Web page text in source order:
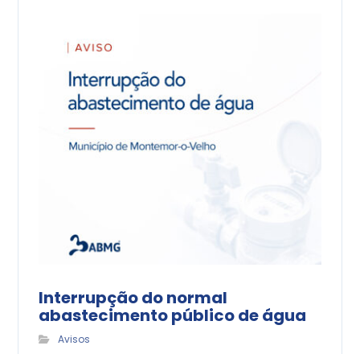
Interrupção do normal
abastecimento público de água
Avisos